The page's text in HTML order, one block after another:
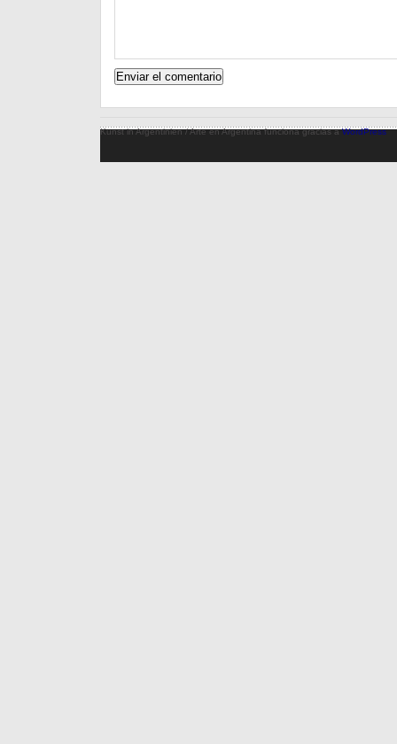
Kunst in Argentinien / Arte en Argentina funciona gracias aWordPress